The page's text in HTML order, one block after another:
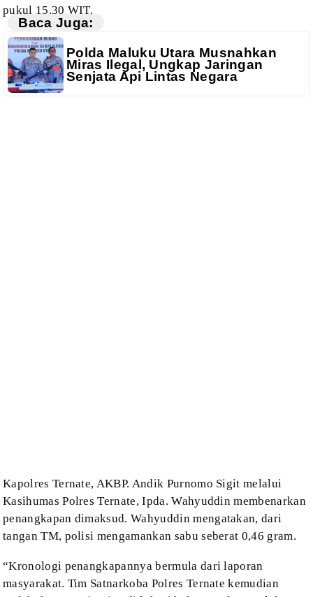
pukul 15.30 WIT.
Baca Juga:
Polda Maluku Utara Musnahkan
Miras Ilegal, Ungkap Jaringan
Senjata Api Lintas Negara
Kapolres Ternate, AKBP. Andik Purnomo Sigit melalui
Kasihumas Polres Ternate, Ipda. Wahyuddin membenarkan
penangkapan dimaksud. Wahyuddin mengatakan, dari
tangan TM, polisi mengamankan sabu seberat 0,46 gram.
“Kronologi penangkapannya bermula dari laporan
masyarakat. Tim Satnarkoba Polres Ternate kemudian